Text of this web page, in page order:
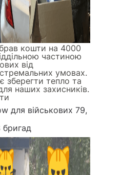
кошти на 4000
частиною
від
умовах.
зберегти тепло та
наших захисників.
для військових 79,
бригад